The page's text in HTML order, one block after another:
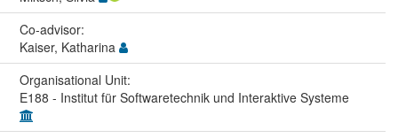
Co-advisor:
Kaiser, Katharina
Organisational Unit:
E188 - Institut für Softwaretechnik und Interaktive Systeme